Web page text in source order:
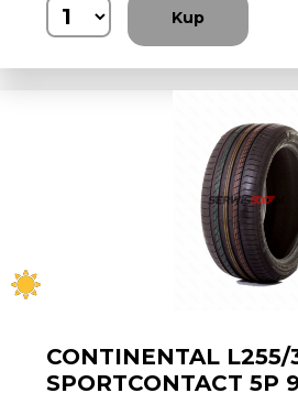
Kup
CONTINENTAL L255/
SPORTCONTACT 5P